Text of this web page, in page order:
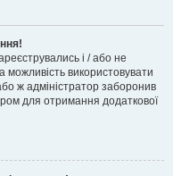
і / або не
можливість використовувати
ж адміністратор заборонив
для отримання додаткової